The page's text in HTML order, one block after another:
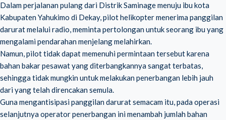
Dalam perjalanan pulang dari Distrik Saminage menuju ibu kota
Kabupaten Yahukimo di Dekay, pilot helikopter menerima panggilan
darurat melalui radio, meminta pertolongan untuk seorang ibu yang
mengalami pendarahan menjelang melahirkan.
Namun, pilot tidak dapat memenuhi permintaan tersebut karena
bahan bakar pesawat yang diterbangkannya sangat terbatas,
sehingga tidak mungkin untuk melakukan penerbangan lebih jauh
dari yang telah direncakan semula.
Guna mengantisipasi panggilan darurat semacam itu, pada operasi
selanjutnya operator penerbangan ini menambah jumlah bahan